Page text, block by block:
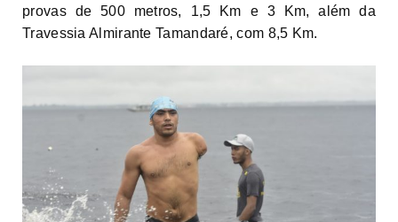
provas de 500 metros, 1,5 Km e 3 Km, além da
Travessia Almirante Tamandaré, com 8,5 Km.